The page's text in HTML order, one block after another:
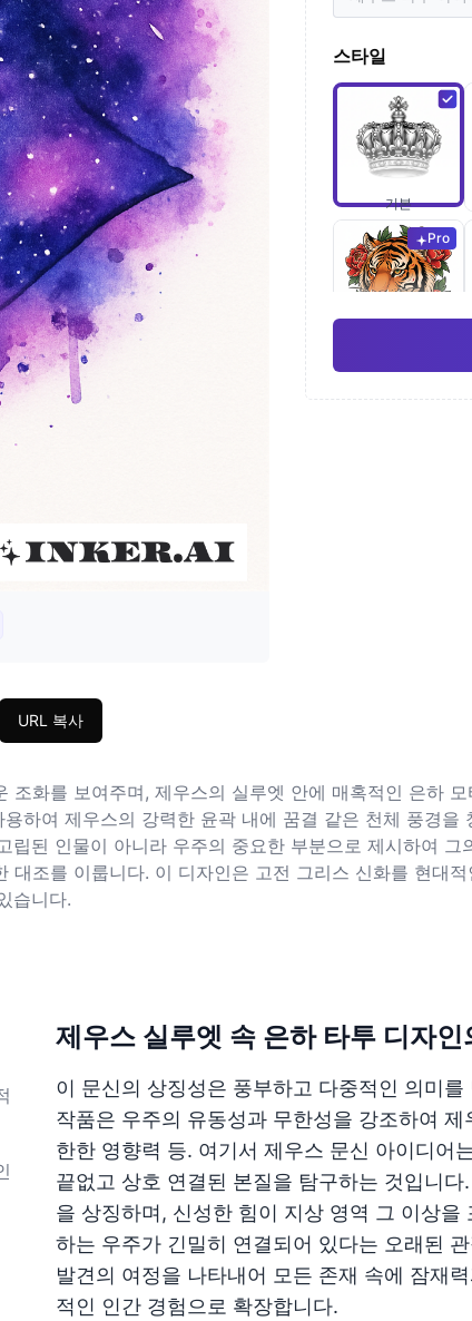
스타일
기본
Pro
일본
URL 복사
조화를 보여주며, 제우스의 실루엣 안에 매혹적인 은하
하여 제우스의 강력한 윤곽 내에 꿈결 같은 천체 풍경
립된 인물이 아니라 우주의 중요한 부분으로 제시하여
대조를 이룹니다. 이 디자인은 고전 그리스 신화를 현대
습니다.
제우스 실루엣 속 은하 타투 디자인
이 문신의 상징성은 풍부하고 다중적인 의미
작품은 우주의 유동성과 무한성을 강조하여
한한 영향력 등. 여기서 제우스 문신 아이디어
끝없고 상호 연결된 본질을 탐구하는 것입니
을 상징하며, 신성한 힘이 지상 영역 그 이상
하는 우주가 긴밀히 연결되어 있다는 오래된
발견의 여정을 나타내어 모든 존재 속에 잠재
적인 인간 경험으로 확장합니다.